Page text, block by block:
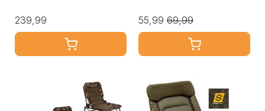
239,99 55,99 69,99